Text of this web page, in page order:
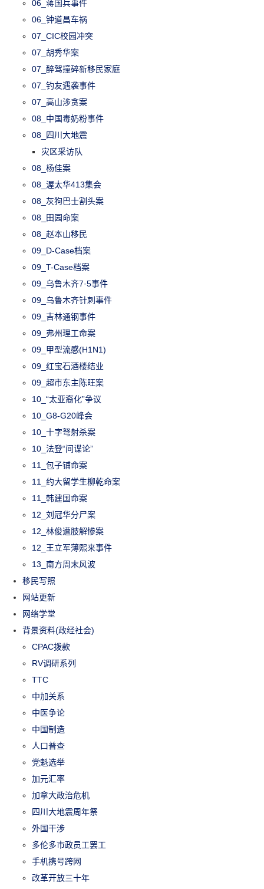
06_蒋国兵事件
06_钟道昌车祸
07_CIC校园冲突
07_胡秀华案
07_醉驾撞碎新移民家庭
07_钓友遇袭事件
07_高山涉贪案
08_中国毒奶粉事件
08_四川大地震
灾区采访队
08_杨佳案
08_渥太华413集会
08_灰狗巴士割头案
08_田园命案
08_赵本山移民
09_D-Case档案
09_T-Case档案
09_乌鲁木齐7·5事件
09_乌鲁木齐针刺事件
09_吉林通钢事件
09_弗州理工命案
09_甲型流感(H1N1)
09_红宝石酒楼结业
09_超市东主陈旺案
10_“太亚裔化”争议
10_G8-G20峰会
10_十字弩射杀案
10_法登“间谍论”
11_包子铺命案
11_约大留学生柳乾命案
11_韩建国命案
12_刘冠华分尸案
12_林俊遭肢解惨案
12_王立军薄熙来事件
13_南方周末风波
移民写照
网站更新
网络学堂
背景资料(政经社会)
CPAC拨款
RV调研系列
TTC
中加关系
中医争论
中国制造
人口普查
党魁选举
加元汇率
加拿大政治危机
四川大地震周年祭
外国干涉
多伦多市政员工罢工
手机携号跨网
改革开放三十年